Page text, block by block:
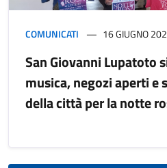
COMUNICATI 16 GIUGNO
San Giovanni Lupatoto
musica, negozi aperti e
della città per la notte